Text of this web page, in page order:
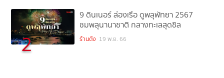
2
9 ดินเนอร์ ล่องเรือ ดูพลุพัทยา 2567
ชมพลุนานาชาติ กลางทะเลสุดชิล
ร้านดัง 19 พ.ย. 66